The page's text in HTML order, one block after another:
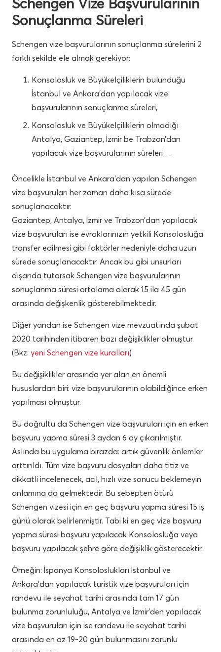
Sonuçlanma Süreleri
Schengen vize başvurularının sonuçlanma sürelerini 2
farklı şekilde ele almak gerekiyor:
Konsolosluk ve Büyükelçiliklerin bulunduğu
İstanbul ve Ankara’dan yapılacak vize
başvurularının sonuçlanma süreleri,
Konsolosluk ve Büyükelçiliklerin olmadığı
Antalya, Gaziantep, İzmir be Trabzon’dan
yapılacak vize başvurularının süreleri…
Öncelikle İstanbul ve Ankara’dan yapılan Schengen
vize başvuruları her zaman daha kısa sürede
sonuçlanacaktır.
Gaziantep, Antalya, İzmir ve Trabzon’dan yapılacak
vize başvuruları ise evraklarınızın yetkili Konsolosluğa
transfer edilmesi gibi faktörler nedeniyle daha uzun
sürede sonuçlanacaktır. Ancak bu gibi unsurları
dışarıda tutarsak Schengen vize başvurularının
sonuçlanma süresi ortalama olarak 15 ila 45 gün
arasında değişkenlik gösterebilmektedir.
Diğer yandan ise Schengen vize mevzuatında şubat
2020 tarihinden itibaren bazı değişiklikler olmuştur.
(Bkz: yeni Schengen vize kuralları)
Bu değişiklikler arasında yer alan en önemli
hususlardan biri: vize başvurularının olabildiğince erken
yapılması olmuştur.
Bu doğrultu da Schengen vize başvuruları için en erken
başvuru yapma süresi 3 aydan 6 ay çıkarılmıştır.
Aslında bu uygulama birazda: artık güvenlik önlemler
arttırıldı. Tüm vize başvuru dosyaları daha titiz ve
dikkatli incelenecek, acil, hızlı vize sonucu beklemeyin
anlamına da gelmektedir. Bu sebepten ötürü
Schengen vizesi için en geç başvuru yapma süresi 15 iş
günü olarak belirlenmiştir. Tabi ki en geç vize başvuru
yapma süresi başvuru yapılacak Konsolosluğa veya
başvuru yapılacak şehre göre değişiklik gösterecektir.
Örneğin: İspanya Konsoloslukları İstanbul ve
Ankara’dan yapılacak turistik vize başvuruları için
randevu ile seyahat tarihi arasında tam 17 gün
bulunma zorunluluğu, Antalya ve İzmir’den yapılacak
vize başvuruları için ise randevu ile seyahat tarihi
arasında en az 19-20 gün bulunmasını zorunlu